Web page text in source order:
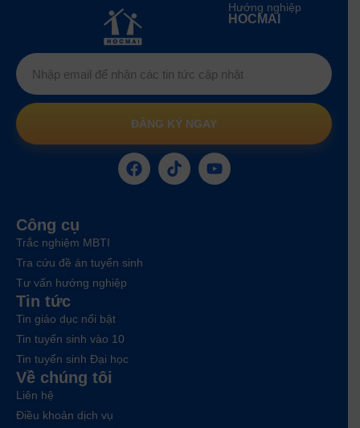
Hướng nghiệp
HOCMAI
ĐĂNG KÝ NGAY
Công cụ
Trắc nghiệm MBTI
Tra cứu đề án tuyển sinh
Tư vấn hướng nghiệp
Tin tức
Tin giáo dục nổi bật
Tin tuyển sinh vào 10
Tin tuyển sinh Đại học
Về chúng tôi
Liên hệ
Điều khoản dịch vụ